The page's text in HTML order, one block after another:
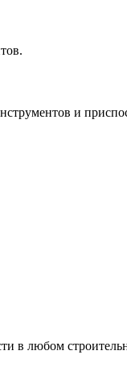
и
в любом